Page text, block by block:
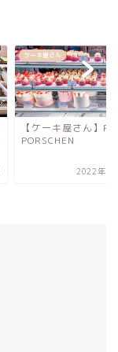
ケーキ屋さん
【ケーキ屋さん】
PORSCHEN
2022年9